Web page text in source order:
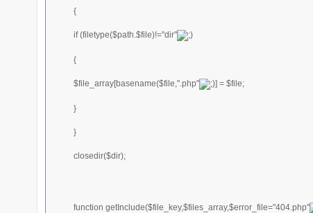
{
if (filetype($path.$file)!="dir"
{
$file_array[basename($file,".php" ] = $file;
}
}
closedir($dir);
function getInclude($file_key,$files_array,$error_file="404.php"